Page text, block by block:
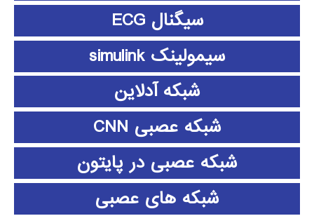
سیگنال ECG
سیمولینک simulink
شبکه آدلاین
شبکه عصبی CNN
شبکه عصبی در پایتون
شبکه های عصبی